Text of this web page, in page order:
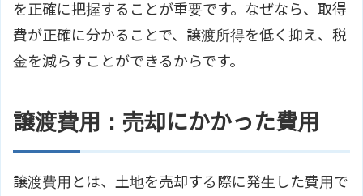
を正確に把握することが重要です。なぜなら、取得
費が正確に分かることで、譲渡所得を低く抑え、税
金を減らすことができるからです。
譲渡費用：売却にかかった費用
譲渡費用とは、土地を売却する際に発生した費用で